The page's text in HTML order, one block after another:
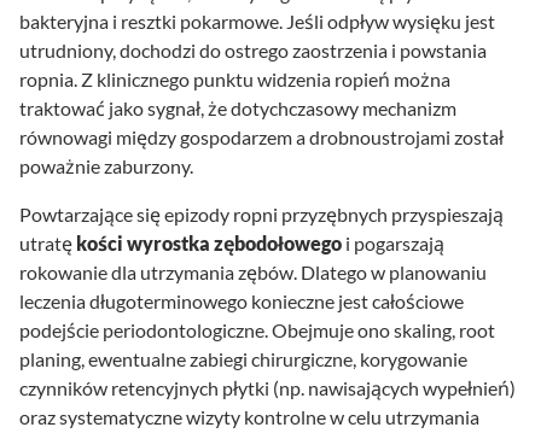
bakteryjna i resztki pokarmowe. Jeśli odpływ wysięku jest
utrudniony, dochodzi do ostrego zaostrzenia i powstania
ropnia. Z klinicznego punktu widzenia ropień można
traktować jako sygnał, że dotychczasowy mechanizm
równowagi między gospodarzem a drobnoustrojami został
poważnie zaburzony.
Powtarzające się epizody ropni przyzębnych przyspieszają
utratę kości wyrostka zębodołowego i pogarszają
rokowanie dla utrzymania zębów. Dlatego w planowaniu
leczenia długoterminowego konieczne jest całościowe
podejście periodontologiczne. Obejmuje ono skaling, root
planing, ewentualne zabiegi chirurgiczne, korygowanie
czynników retencyjnych płytki (np. nawisających wypełnień)
oraz systematyczne wizyty kontrolne w celu utrzymania